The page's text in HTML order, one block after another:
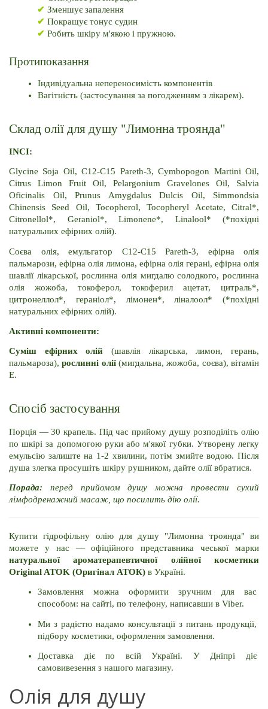
✔ Зменшує запалення
✔ Покращує тонус судин
✔ Робить шкіру м'якою і пружною.
Протипоказання
Індивідуальна непереносимість компонентів
Вагітність (застосування за погодженням з лікарем).
Склад олії для душу "Лимонна троянда"
INCI:
Glycine Soja Oil, C12-C15 Pareth-3, Cymbopogon Martini Oil,
Citrus Limon Fruit Oil, Pelargonium Gravelones Oil, Salvia
Oficinalis Oil, Prunus Amygdalus Dulcis Oil, Simmondsia
Chinensis Seed Oil, Tocopherol, Tocopheryl Acetate, Citral*,
Citronellol*, Geraniol*, Limonene*, Linalool* (*похідні
натуральних ефірних олій).
Соєва олія, емульгатор C12-C15 Pareth-3, ефірна олія
пальмарози, ефірна олія лимона, ефірна олія герані, ефірна олія
шавлії лікарської, рослинна олія мигдалю солодкого, рослинна
олія жожоба, токоферол, токоферил ацетат, цитраль*,
цитронеллол*, гераніол*, лімонен*, ліналоол* (*похідні
натуральних ефірних олій).
Активні компоненти:
Суміш ефірних олій (шавлія лікарська, лимон, герань,
пальмароза), рослинні олії (мигдальна, жожоба, соєва), вітамін
E.
Спосіб застосування
Порція — 30 крапель. Під час прийому душу розподіліть олію
по шкірі за допомогою руки або м'якої губки. Утворену легку
емульсію залиште на 1-2 хвилини, потім змийте водою. Після
душа злегка просушіть шкіру рушником, дайте олії вбратися.
Порада: перед прийомом душу можна провести сухий
лімфодренажний масаж, що посилить дію олії.
Купити гідрофільну олію для душу "Лимонна троянда" ви
натуральної ароматерапевтичної олійної косметики
Original ATOK (Оригінал АТОК) в Україні.
Замовлення можна оформити зручним для вас
способом: на сайті, по телефону, написавши в Viber.
Ми з радістю надамо консультації з питань продукції,
підбору косметики, оформлення замовлення.
Доставка діє по всій Україні. У Дніпрі діє
самовивезення з нашого магазину.
Олія для душу